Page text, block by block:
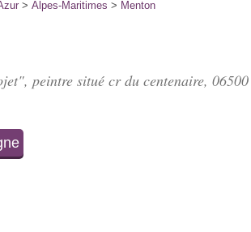
> Alpes-Maritimes > Menton
peintre situé cr du centenaire, 06500